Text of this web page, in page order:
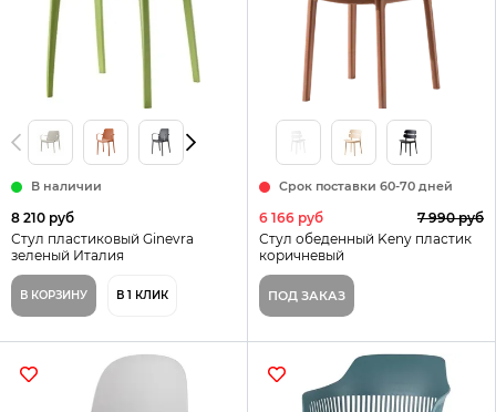
В наличии
8 210 руб
Стул пластиковый Ginevra
зеленый Италия
В КОРЗИНУ В 1 КЛИК
Срок поставки 60-70 дней
6 166 руб
7 990 руб
Стул обеденный Keny пластик
коричневый
ПОД ЗАКАЗ